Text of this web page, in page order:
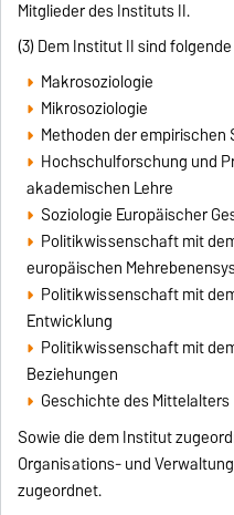
Mitglieder des Instituts II.
(3) Dem Institut II sind
Makrosoziologie
Mikrosoziologie
Methoden der empirischen
Hochschulforschung und
akademischen Lehre
Soziologie Europäischer
Politikwissenschaft mit
europäischen
Politikwissenschaft mit
Entwicklung
Politikwissenschaft mit
Beziehungen
Geschichte des Mittelalters
Sowie die dem Institut
Organisations- und
zugeordnet.